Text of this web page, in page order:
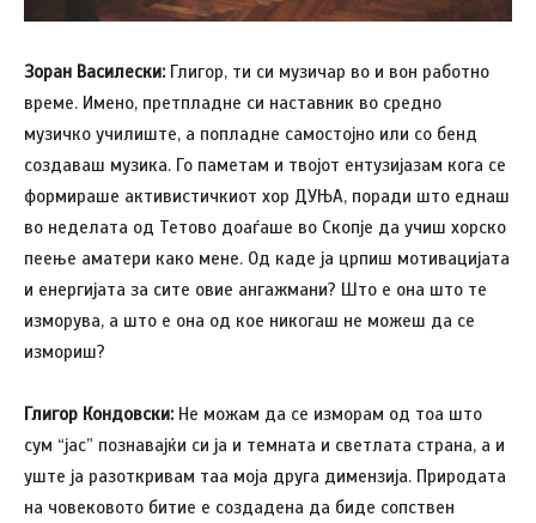
Зоран Василески: Глигор, ти си музичар во и вон работно
време. Имено, претпладне си наставник во средно
музичко училиште, а попладне самостојно или со бенд
создаваш музика. Го паметам и твојот ентузијазам кога се
формираше активистичкиот хор ДУЊА, поради што еднаш
во неделата од Тетово доаѓаше во Скопје да учиш хорско
пеење аматери како мене. Од каде ја црпиш мотивацијата
и енергијата за сите овие ангажмани? Што е она што те
изморува, а што е она од кое никогаш не можеш да се
измориш?
Глигор Кондовски: Не можам да се изморам од тоа што
сум “јас” познавајќи си ја и темната и светлата страна, а и
уште ја разоткривам таа моја друга димензија. Природата
на човековото битие е создадена да биде сопствен